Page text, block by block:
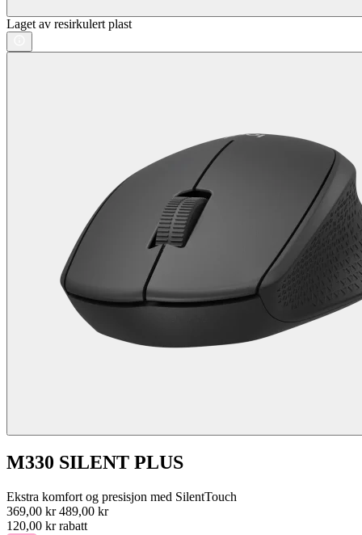
Laget av resirkulert plast
M330 SILENT PLUS
Ekstra komfort og presisjon med SilentTouch
369,00 kr 489,00 kr
120,00 kr rabatt